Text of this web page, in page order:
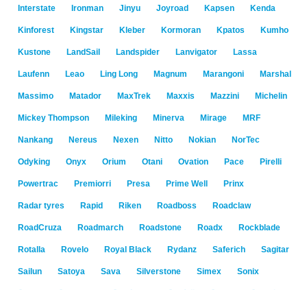
Interstate Ironman Jinyu Joyroad Kapsen Kenda
Kinforest Kingstar Kleber Kormoran Kpatos Kumho
Kustone LandSail Landspider Lanvigator Lassa
Laufenn Leao Ling Long Magnum Marangoni Marshal
Massimo Matador MaxTrek Maxxis Mazzini Michelin
Mickey Thompson Mileking Minerva Mirage MRF
Nankang Nereus Nexen Nitto Nokian NorTec
Odyking Onyx Orium Otani Ovation Pace Pirelli
Powertrac Premiorri Presa Prime Well Prinx
Radar tyres Rapid Riken Roadboss Roadclaw
RoadCruza Roadmarch Roadstone Roadx Rockblade
Rotalla Rovelo Royal Black Rydanz Saferich Sagitar
Sailun Satoya Sava Silverstone Simex Sonix